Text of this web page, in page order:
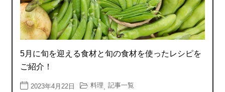
5月に旬を迎える食材と旬の食材を使ったレシピを
ご紹介！
2023年4月22日 料理 記事一覧